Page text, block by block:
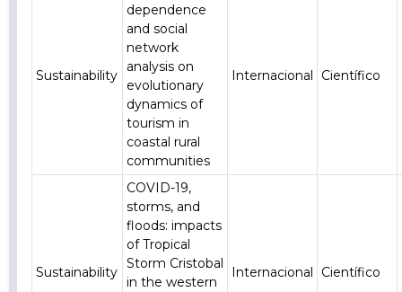
Sustainability
dependence
and social
network
analysis on
evolutionary
dynamics of
tourism in
coastal rural
communities
Internacional Científico
Sustainability
COVID-19,
storms, and
floods: impacts
of Tropical
Storm Cristobal
in the western
Internacional Científico